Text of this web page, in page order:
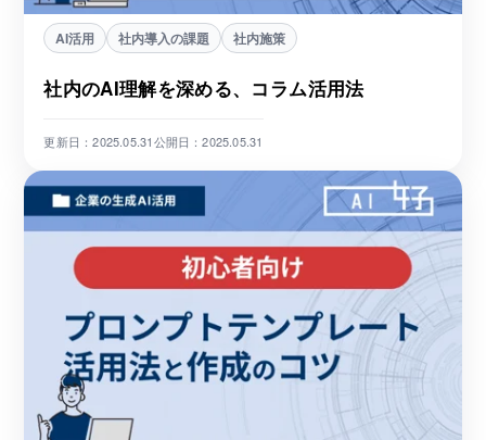
AI活用 社内導入の課題 社内施策
社内のAI理解を深める、コラム活用法
更新日：2025.05.31公開日：2025.05.31